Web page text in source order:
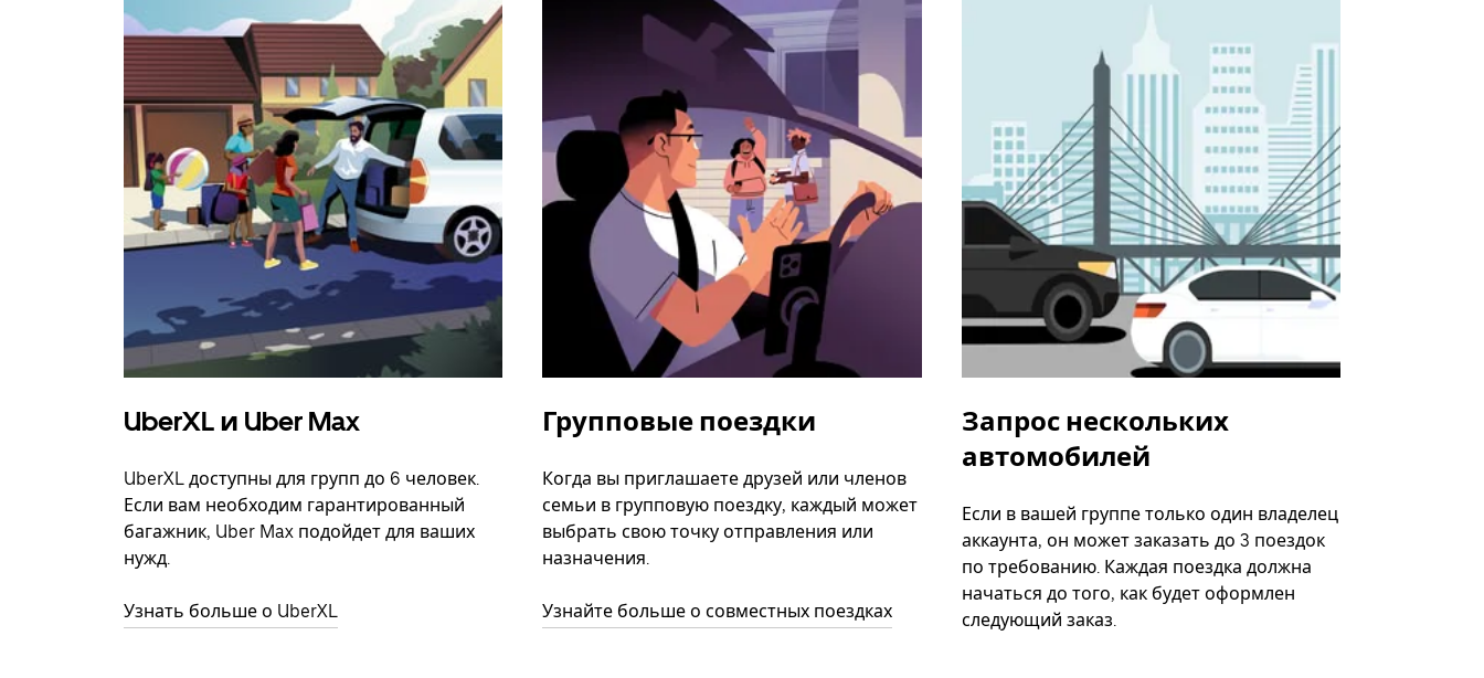
UberXL и Uber Max
UberXL доступны для групп до 6 человек.
Если вам необходим гарантированный
багажник, Uber Max подойдет для ваших
нужд.
Узнать больше о UberXL
Групповые поездки
Когда вы приглашаете друзей или членов
семьи в групповую поездку, каждый может
выбрать свою точку отправления или
назначения.
Узнайте больше о совместных поездках
Запрос нескольких
автомобилей
Если в вашей группе только один владелец
аккаунта, он может заказать до 3 поездок
по требованию. Каждая поездка должна
начаться до того, как будет оформлен
следующий заказ.